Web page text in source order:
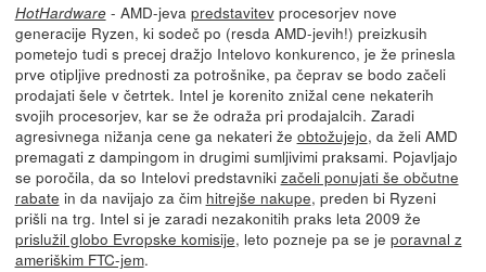
HotHardware- AMD-jeva predstavitevprocesorjev nove
generacije Ryzen, ki sodeč po (resda AMD-jevih!) preizkusih
pometejo tudi s precej dražjo Intelovo konkurenco, je že prinesla
prve otipljive prednosti za potrošnike, pa čeprav se bodo začeli
prodajati šele v četrtek. Intel je korenito znižal cene nekaterih
svojih procesorjev, kar se že odraža pri prodajalcih. Zaradi
agresivnega nižanja cene ga nekateri že obtožujejo, da želi AMD
premagati z dampingom in drugimi sumljivimi praksami. Pojavljajo
se poročila, da so Intelovi predstavniki začeli ponujati še občutne
rabate in da navijajo za čim hitrejše nakupe, preden bi Ryzeni
prišli na trg. Intel si je zaradi nezakonitih praks leta 2009 že
prislužil globo Evropske komisije, leto pozneje pa se je poravnal z
ameriškim FTC-jem.